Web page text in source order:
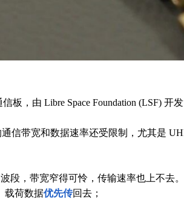
信板，由 Libre Space Foundation (LSF)
通信带宽和数据速率还受限制，尤其是
段，带宽窄得可怜，传输速率也上不去
载荷数据优先传回去；